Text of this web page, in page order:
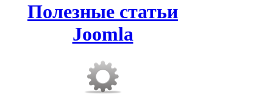
Полезные статьи
Joomla